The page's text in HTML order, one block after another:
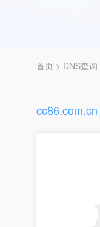
首页 > DNS查询
cc86.com.cn